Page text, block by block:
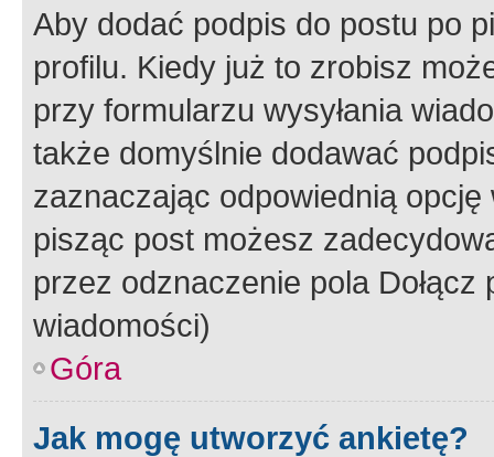
Aby dodać podpis do postu po
profilu. Kiedy już to zrobisz
przy formularzu wysyłania
także domyślnie dodawać
zaznaczając odpowiednią
pisząc post możesz
przez odznaczenie pola
wiadomości)
Góra
Jak mogę utworzyć ankietę?